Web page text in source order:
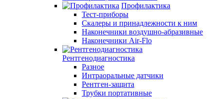
Профилактика
Тест-приборы
Скалеры и принадлежности к ним
Наконечники воздушно-абразивные
Наконечники Air-Flo
Рентгенодиагностика
Разное
Интраоральные датчики
Рентген-защита
Трубки портативные